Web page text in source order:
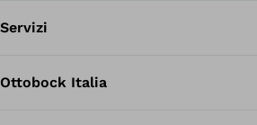
Servizi
Ottobock Italia